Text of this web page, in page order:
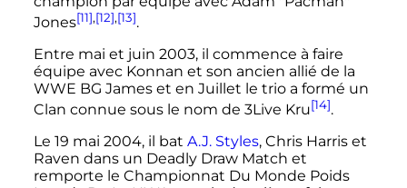
Jones[11],[12],[13].
Entre mai et juin 2003, il commence à faire
équipe avec Konnan et son ancien allié de la
WWE BG James et en Juillet le trio a formé un
Clan connue sous le nom de 3Live Kru[14].
Le 19 mai 2004, il bat A.J. Styles, Chris Harris et
Raven dans un Deadly Draw Match et
remporte le Championnat Du Monde Poids